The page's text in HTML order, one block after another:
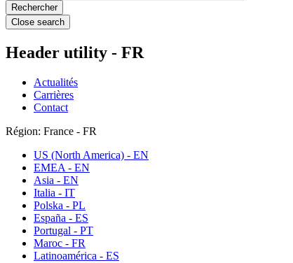
Close search
Header utility - FR
Actualités
Carrières
Contact
Région: France - FR
US (North America) - EN
EMEA - EN
Asia - EN
Italia - IT
Polska - PL
España - ES
Portugal - PT
Maroc - FR
Latinoamérica - ES